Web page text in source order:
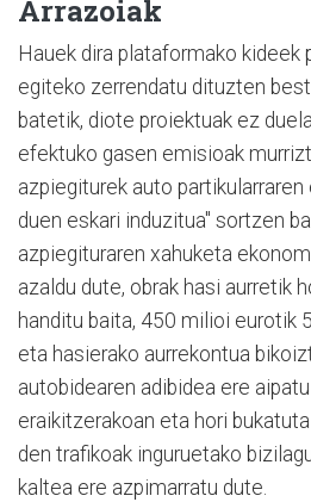
Arrazoiak
Hauek dira plataformako kideek
egiteko zerrendatu dituzten
batetik, diote proiektuak ez
efektuko gasen emisioak
azpiegiturek auto
duen eskari induzitua" sortzen
azpiegituraren xahuketa
azaldu dute, obrak hasi aurretik
handitu baita, 450 milioi eurotik
eta hasierako aurrekontua
autobidearen adibidea ere
eraikitzerakoan eta hori
den trafikoak inguruetako
kaltea ere azpimarratu dute.